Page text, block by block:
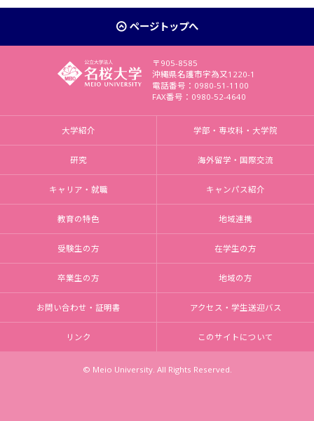
ページトップへ
〒905-8585
沖縄県名護市字為又1220-1
電話番号：0980-51-1100
FAX番号：0980-52-4640
大学紹介 学部・専攻科・大学院
研究 海外留学・国際交流
キャリア・就職 キャンパス紹介
教育の特色 地域連携
受験生の方 在学生の方
卒業生の方 地域の方
お問い合わせ・証明書 アクセス・学生送迎バス
リンク このサイトについて
© Meio University. All Rights Reserved.